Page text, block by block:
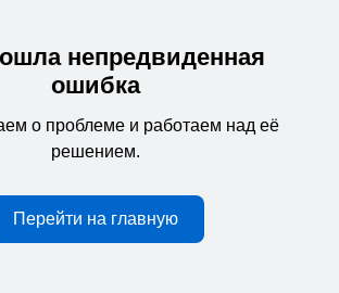
непредвиденная
ошибка
о проблеме и работаем над её
решением.
Перейти на главную